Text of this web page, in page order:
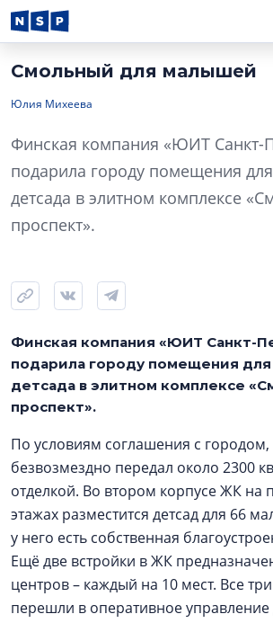
Смольный для малышей
Юлия Михеева
Финская компания «ЮИТ Санкт-
подарила городу помещения
детсада в элитном комплексе
проспект».
Финская компания «ЮИТ Санкт-
подарила городу помещения
детсада в элитном комплексе
проспект».
По условиям соглашения с
безвозмездно передал около 2300
отделкой. Во втором корпусе ЖК на
этажах разместится детсад для 66
у него есть собственная
Ещё две встройки в ЖК
центров – каждый на 10 мест. Все
перешли в оперативное управление